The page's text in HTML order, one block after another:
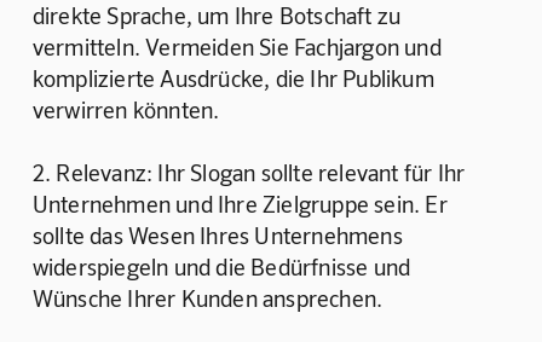
direkte Sprache, um Ihre Botschaft zu
vermitteln. Vermeiden Sie Fachjargon und
komplizierte Ausdrücke, die Ihr Publikum
verwirren könnten.
2. Relevanz: Ihr Slogan sollte relevant für Ihr
Unternehmen und Ihre Zielgruppe sein. Er
sollte das Wesen Ihres Unternehmens
widerspiegeln und die Bedürfnisse und
Wünsche Ihrer Kunden ansprechen.